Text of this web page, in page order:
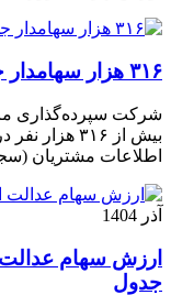
۳۱۶ هزار سهامدار جدید وارد بازار بورس شدند
شرکت سپرده‌گذاری
اطلاعات مشتریان
آذر 1404
جدول